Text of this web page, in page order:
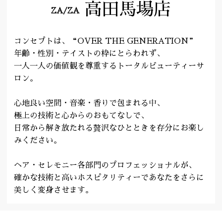
ZA/ZA 高田馬場店
コンセプトは、“OVER THE GENERATION”
年齢・性別・テイストの枠にとらわれず、
一人一人の価値観を尊重するトータルビューティーサ
ロン。
心地良い空間・音楽・香りで包まれる中、
極上の技術と心からのおもてなしで、
日常から解き放たれる贅沢なひとときを存分にお楽し
みください。
ヘア・セレモニー各部門のプロフェッショナルが、
確かな技術と高いホスピタリティーであなたをさらに
美しく変身させます。